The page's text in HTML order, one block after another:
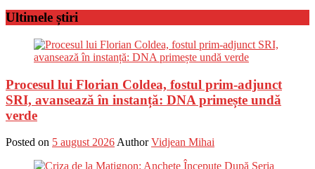
Ultimele știri
Procesul lui Florian Coldea, fostul prim-adjunct
SRI, avansează în instanță: DNA primește undă
verde
Posted on 5 august 2026 Author Vidjean Mihai